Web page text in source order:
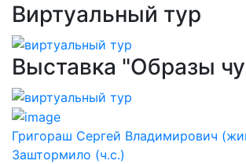
Виртуальный тур
Выставка "Образы
Григораш Сергей Владимирович
Заштормило (ч.с.)